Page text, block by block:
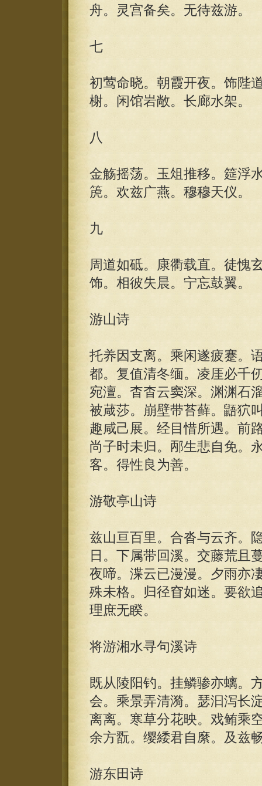
舟。灵宫备矣。无待兹游。
七
初莺命晓。朝霞开夜。饰陛
榭。闲馆岩敞。长廊水架。
八
金觞摇荡。玉俎推移。筵浮
箎。欢兹广燕。穆穆天仪。
九
周道如砥。康衢载直。徒愧
饰。相彼失晨。宁忘鼓翼。
游山诗
托养因支离。乘闲遂疲蹇。
都。复值清冬缅。凌厓必千
宛澶。杳杳云窦深。渊渊石
被葴莎。崩壁带苔藓。鼯狖
趣咸己展。经目惜所遇。前
尚子时未归。邴生悲自免。
客。得性良为善。
游敬亭山诗
兹山亘百里。合沓与云齐。
日。下属带回溪。交藤荒且
夜啼。渫云已漫漫。夕雨亦
殊未格。归径窅如迷。要欲
理庶无睽。
将游湘水寻句溪诗
既从陵阳钓。挂鳞骖亦螭。
会。乘景弄清漪。瑟汩泻长
离离。寒草分花映。戏鲔乘
余方翫。缨緌君自縻。及兹
游东田诗